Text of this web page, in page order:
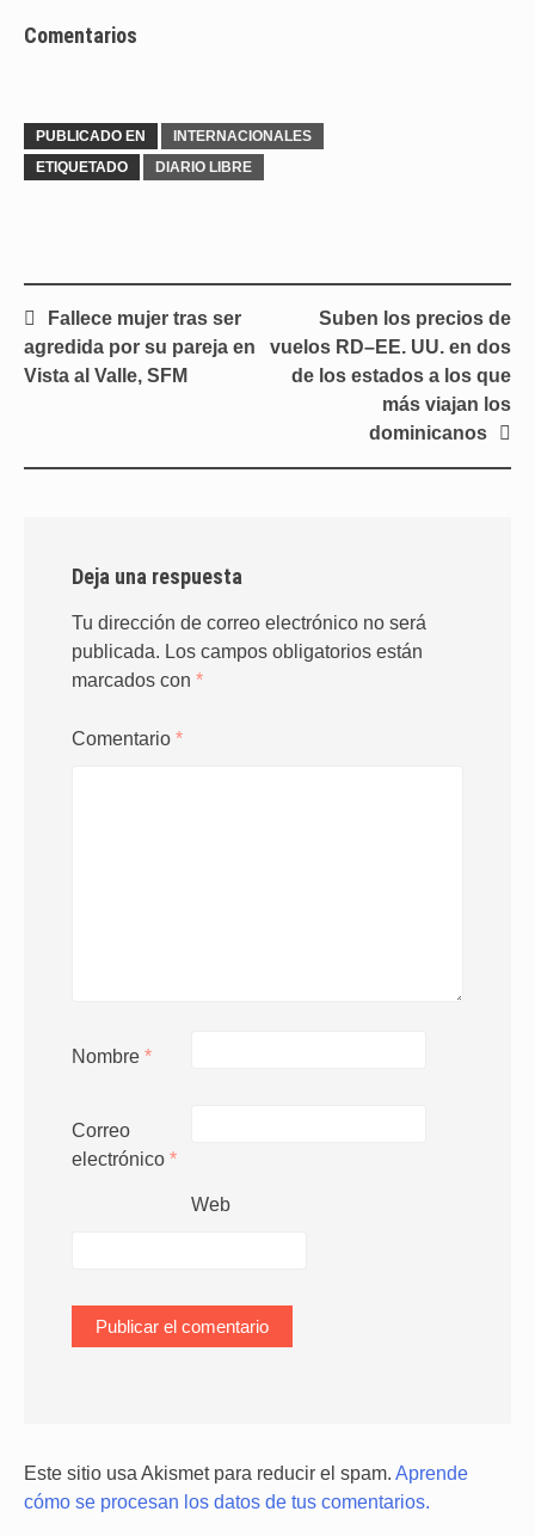
Comentarios
PUBLICADO EN
INTERNACIONALES
ETIQUETADO
DIARIO LIBRE
Navegación
de
entradas
Fallece mujer tras ser
agredida por su pareja en
Vista al Valle, SFM
Suben los precios de
vuelos RD–EE. UU. en dos
de los estados a los que
más viajan los
dominicanos
Deja una respuesta
Tu dirección de correo electrónico no será
publicada. Los campos obligatorios están
marcados con *
Comentario *
Nombre *
Correo
electrónico *
Web
Este sitio usa Akismet para reducir el spam. Aprende
cómo se procesan los datos de tus comentarios.